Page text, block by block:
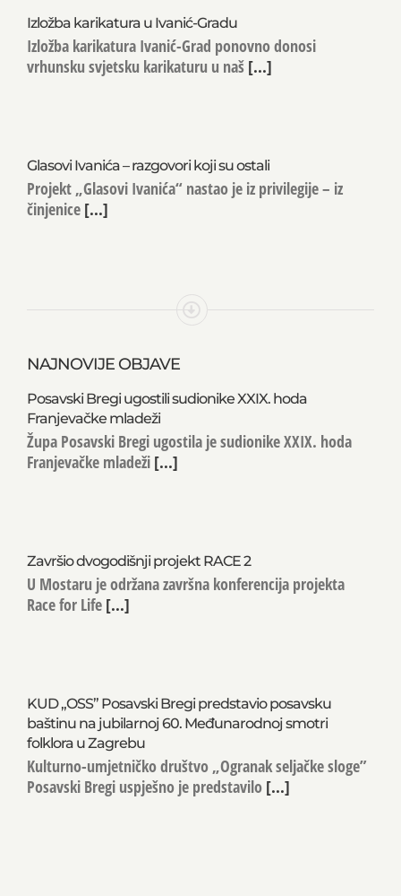
Izložba karikatura u Ivanić-Gradu
Izložba karikatura Ivanić-Grad ponovno donosi
vrhunsku svjetsku karikaturu u naš [...]
Glasovi Ivanića – razgovori koji su ostali
Projekt „Glasovi Ivanića“ nastao je iz privilegije – iz
činjenice [...]
NAJNOVIJE OBJAVE
Posavski Bregi ugostili sudionike XXIX. hoda
Franjevačke mladeži
Župa Posavski Bregi ugostila je sudionike XXIX. hoda
Franjevačke mladeži [...]
Završio dvogodišnji projekt RACE 2
U Mostaru je održana završna konferencija projekta
Race for Life [...]
KUD „OSS” Posavski Bregi predstavio posavsku
baštinu na jubilarnoj 60. Međunarodnoj smotri
folklora u Zagrebu
Kulturno-umjetničko društvo „Ogranak seljačke sloge”
Posavski Bregi uspješno je predstavilo [...]